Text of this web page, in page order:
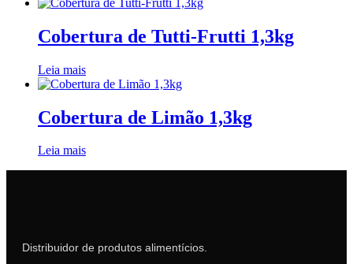
Cobertura de Tutti-Frutti 1,3kg
Leia mais
Cobertura de Limão 1,3kg
Leia mais
Distribuidor de produtos alimentícios.